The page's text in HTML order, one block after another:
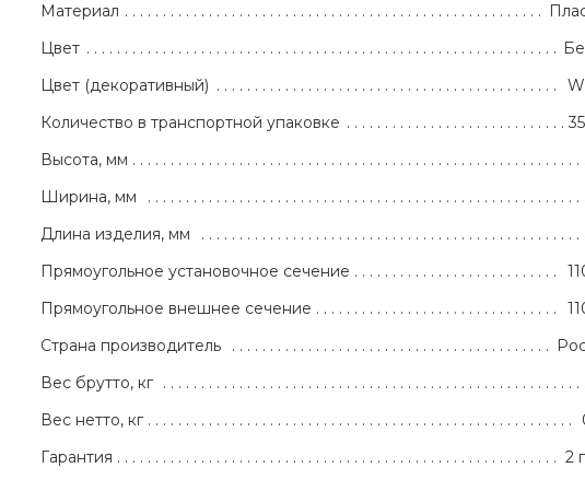
Материал
Цвет
Цвет (декоративный)
Количество в транспортной упаковке
Высота, мм
Ширина, мм
Длина изделия, мм
Прямоугольное установочное сечение
Прямоугольное внешнее сечение
Страна производитель
Вес брутто, кг
Вес нетто, кг
Гарантия
2